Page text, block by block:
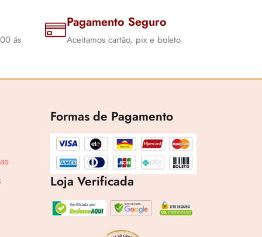
ás
Pagamento Seguro
Aceitamos cartão, pix e boleto
Formas de Pagamento
Loja Verificada